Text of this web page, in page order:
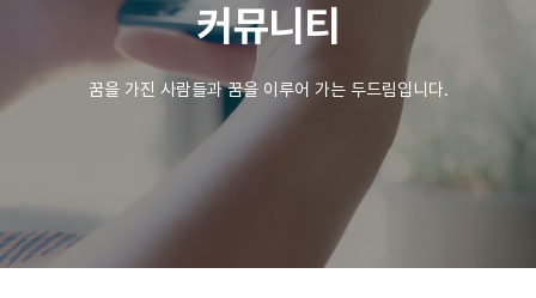
커뮤니티
꿈을 가진 사람들과 꿈을 이루어 가는 두드림입니다.